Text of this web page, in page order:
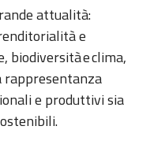
attualità:
e
biodiversità e clima,
rappresentanza
e produttivi sia